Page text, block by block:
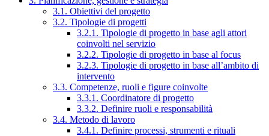
3.1. Obiettivi del progetto
3.2. Tipologie di progetti
3.2.1. Tipologie di progetto in base agli attori
coinvolti nel servizio
3.2.2. Tipologie di progetto in base al focus
3.2.3. Tipologie di progetto in base all’ambito di
intervento
3.3. Competenze, ruoli e figure coinvolte
3.3.1. Coordinatore di progetto
3.3.2. Definire ruoli e responsabilità
3.4. Metodo di lavoro
3.4.1. Definire processi, strumenti e rituali